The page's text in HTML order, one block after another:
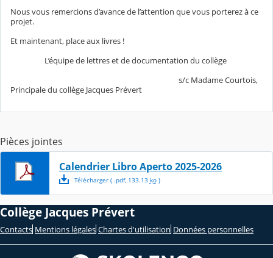
Nous vous remercions d’avance de l’attention que vous porterez à ce
projet.
Et maintenant, place aux livres !
L’équipe de lettres et de documentation du collège
s/c Madame Courtois,
Principale du collège Jacques Prévert
Pièces jointes
Calendrier Libro Aperto 2025-2026
Télécharger( .pdf, 133.13 ko)
Collège Jacques Prévert
Contacts Mentions légales Chartes d'utilisation Données personnelles